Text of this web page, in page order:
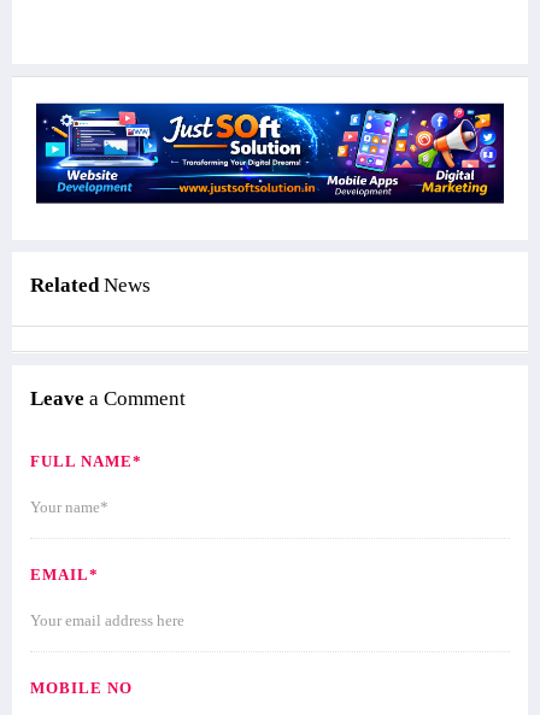
Related News
Leave a Comment
FULL NAME*
EMAIL*
MOBILE NO